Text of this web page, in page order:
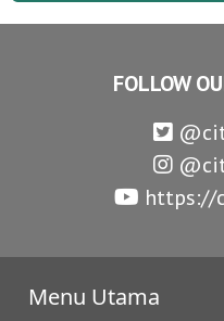
FOLLOW
https://
Menu Utama